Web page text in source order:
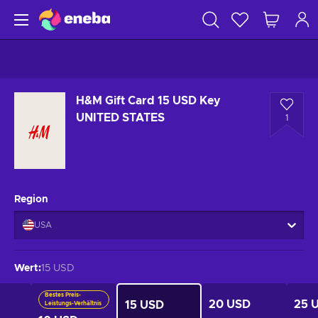
H&M Gift Card 15 USD Key
UNITED STATES
1
Region
USA
Wert:15 USD
Bestes Preis-
Leistungs-Verhältnis
15 USD 20 USD 25